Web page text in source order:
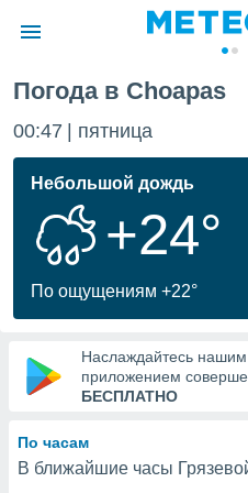
о
Вы можете
к этому
доступ
Погода в Choapas
00:47 пятница
Небольшой дождь
+24°
По ощущениям +22°
Наслаждайтесь нашим
приложением
БЕСПЛАТНО
По часам
В ближайшие часы